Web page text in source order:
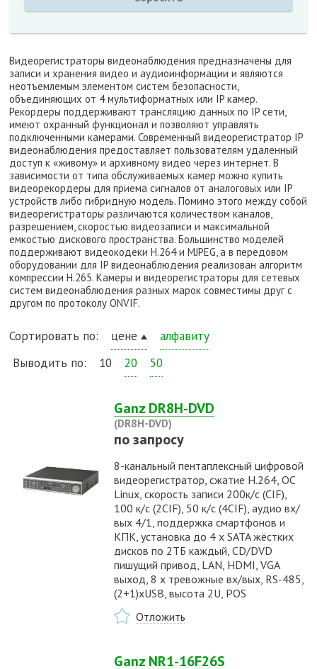
Видеорегистраторы видеонаблюдения предназначены для
записи и хранения видео и аудиоинформации и являются
неотъемлемым элементом систем безопасности,
объединяющих от 4 мультиформатных или IP камер.
Рекордеры поддерживают трансляцию данных по IP сети,
имеют охранный функционал и позволяют управлять
подключенными камерами. Современный видеорегистратор IP
видеонаблюдения предоставляет пользователям удаленный
доступ к «живому» и архивному видео через интернет. В
зависимости от типа обслуживаемых камер можно купить
видеорекордеры для приема сигналов от аналоговых или IP
устройств либо гибридную модель. Помимо этого между собой
видеорегистраторы различаются количеством каналов,
разрешением, скоростью видеозаписи и максимальной
емкостью дискового пространства. Большинство моделей
поддерживают видеокодеки H.264 и MJPEG, а в передовом
оборудовании для IP видеонаблюдения реализован алгоритм
компрессии H.265. Камеры и видеорегистраторы для сетевых
систем видеонаблюдения разных марок совместимы друг с
другом по протоколу ONVIF.
Сортировать по: цене
алфавиту
Выводить по:
10 20 50
Ganz DR8H-DVD
(DR8H-DVD)
по запросу
8-канальный пентаплексный цифровой
видеорегистратор, сжатие H.264, ОС
Linux, скорость записи 200к/с (CIF),
100 к/с (2CIF), 50 к/с (4CIF), аудио вх/
вых 4/1, поддержка смартфонов и
КПК, установка до 4 x SATA жёстких
дисков по 2ТБ каждый, CD/DVD
пишущий привод, LAN, HDMI, VGA
выход, 8 х тревожные вх/вых, RS-485,
(2+1)хUSB, высота 2U, POS
Отложить
Ganz NR1-16F26S